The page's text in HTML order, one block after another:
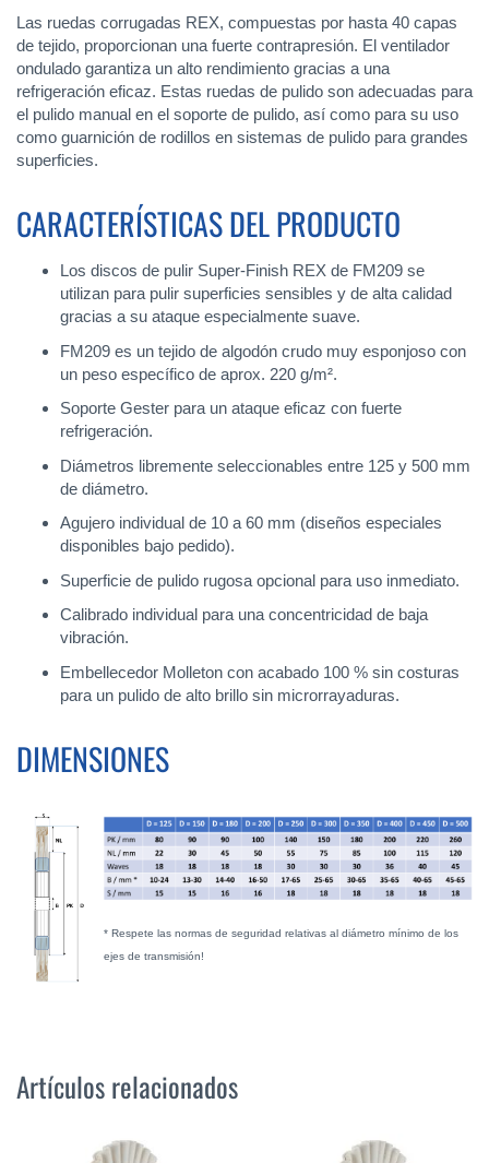
Las ruedas corrugadas REX, compuestas por hasta 40 capas
de tejido, proporcionan una fuerte contrapresión. El ventilador
ondulado garantiza un alto rendimiento gracias a una
refrigeración eficaz. Estas ruedas de pulido son adecuadas para
el pulido manual en el soporte de pulido, así como para su uso
como guarnición de rodillos en sistemas de pulido para grandes
superficies.
CARACTERÍSTICAS DEL PRODUCTO
Los discos de pulir Super-Finish REX de FM209 se
utilizan para pulir superficies sensibles y de alta calidad
gracias a su ataque especialmente suave.
FM209 es un tejido de algodón crudo muy esponjoso con
un peso específico de aprox. 220 g/m².
Soporte Gester para un ataque eficaz con fuerte
refrigeración.
Diámetros libremente seleccionables entre 125 y 500 mm
de diámetro.
Agujero individual de 10 a 60 mm (diseños especiales
disponibles bajo pedido).
Superficie de pulido rugosa opcional para uso inmediato.
Calibrado individual para una concentricidad de baja
vibración.
Embellecedor Molleton con acabado 100 % sin costuras
para un pulido de alto brillo sin microrrayaduras.
DIMENSIONES
* Respete las normas de seguridad relativas al diámetro mínimo de los
ejes de transmisión!
Artículos relacionados